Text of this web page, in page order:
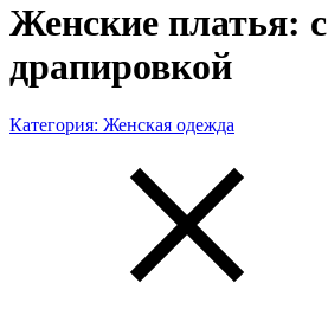
Женские платья: с
драпировкой
Категория: Женская одежда